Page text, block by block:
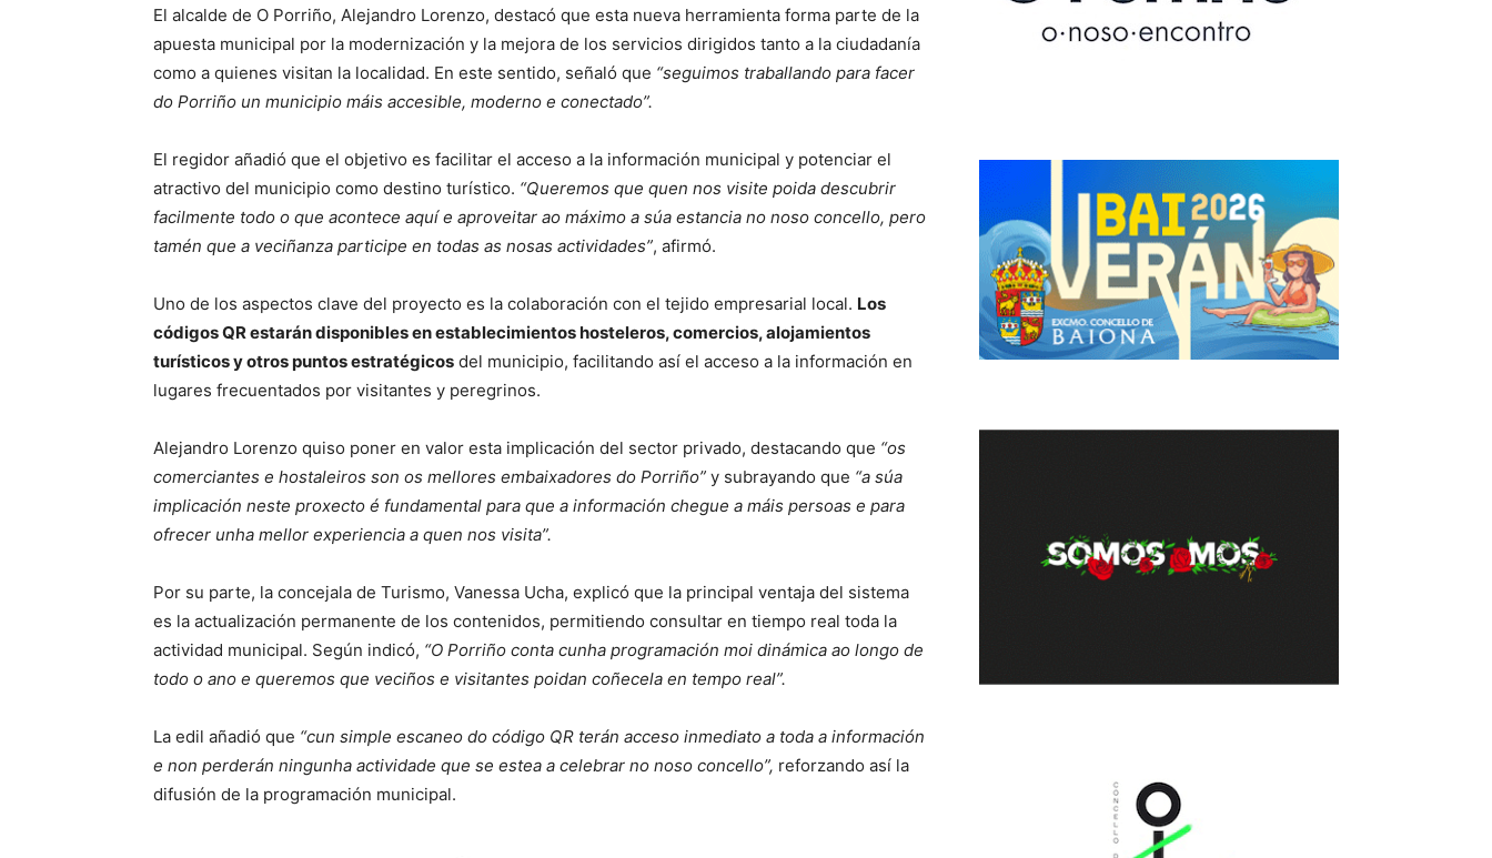
El alcalde de O Porriño, Alejandro Lorenzo, destacó que esta nueva herramienta forma parte de la
apuesta municipal por la modernización y la mejora de los servicios dirigidos tanto a la ciudadanía
como a quienes visitan la localidad. En este sentido, señaló que “seguimos traballando para facer
do Porriño un municipio máis accesible, moderno e conectado”.
El regidor añadió que el objetivo es facilitar el acceso a la información municipal y potenciar el
atractivo del municipio como destino turístico. “Queremos que quen nos visite poida descubrir
facilmente todo o que acontece aquí e aproveitar ao máximo a súa estancia no noso concello, pero
tamén que a veciñanza participe en todas as nosas actividades”, afirmó.
Uno de los aspectos clave del proyecto es la colaboración con el tejido empresarial local. Los
códigos QR estarán disponibles en establecimientos hosteleros, comercios, alojamientos
turísticos y otros puntos estratégicos del municipio, facilitando así el acceso a la información en
lugares frecuentados por visitantes y peregrinos.
Alejandro Lorenzo quiso poner en valor esta implicación del sector privado, destacando que “os
comerciantes e hostaleiros son os mellores embaixadores do Porriño” y subrayando que “a súa
implicación neste proxecto é fundamental para que a información chegue a máis persoas e para
ofrecer unha mellor experiencia a quen nos visita”.
Por su parte, la concejala de Turismo, Vanessa Ucha, explicó que la principal ventaja del sistema
es la actualización permanente de los contenidos, permitiendo consultar en tiempo real toda la
actividad municipal. Según indicó, “O Porriño conta cunha programación moi dinámica ao longo de
todo o ano e queremos que veciños e visitantes poidan coñecela en tempo real”.
La edil añadió que “cun simple escaneo do código QR terán acceso inmediato a toda a información
e non perderán ningunha actividade que se estea a celebrar no noso concello”, reforzando así la
difusión de la programación municipal.